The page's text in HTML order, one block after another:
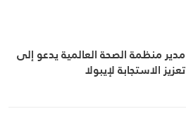
مدير منظمة الصحة العالمية يدعو إلى
تعزيز الاستجابة لإيبولا